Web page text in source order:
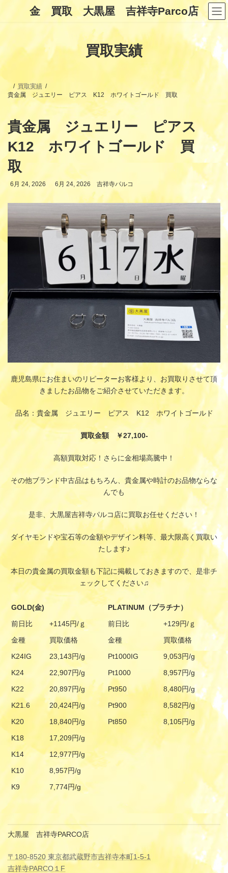
ン
キ
ッ
ー
に
移
金 買取 大黒屋 吉祥寺Parco店
買取実績
買取実績
貴金属 ジュエリー ピアス K12 ホワイトゴールド 買取
貴金属 ジュエリー ピアス
K12 ホワイトゴールド 買
取
6月 24, 2026
最
日
時
6月 24, 2026 吉祥寺パルコ
鹿児島県にお住まいのリピーターお客様より、お買取りさせて頂
きましたお品物をご紹介させていただきます。
品名：貴金属 ジュエリー ピアス K12 ホワイトゴールド
買取金額 ￥27,100-
高額買取対応！さらに金相場高騰中！
その他ブランド中古品はもちろん、貴金属や時計のお品物ならな
んでも
是非、大黒屋吉祥寺パルコ店に買取お任せください！
ダイヤモンドや宝石等の金額やデザイン料等、最大限高く買取い
たします♪
本日の貴金属の買取金額も下記に掲載しておきますので、是非チ
ェックしてください♫
GOLD(金)
PLATINUM（プラチナ）
前日比
+1145円/ｇ 前日比
+129円/ｇ
金種
買取価格 金種
買取価格
K24IG
23,143円/g Pt1000IG
9,053円/g
K24
22,907円/g Pt1000
8,957円/g
K22
20,897円/g Pt950
8,480円/g
K21.6
20,424円/g Pt900
8,582円/g
K20
18,840円/g Pt850
8,105円/g
K18
17,209円/g
K14
12,977円/g
K10
8,957円/g
K9
7,774円/g
大黒屋 吉祥寺PARCO店
〒180-8520 東京都武蔵野市吉祥寺本町1-5-1
吉祥寺PARCO１F